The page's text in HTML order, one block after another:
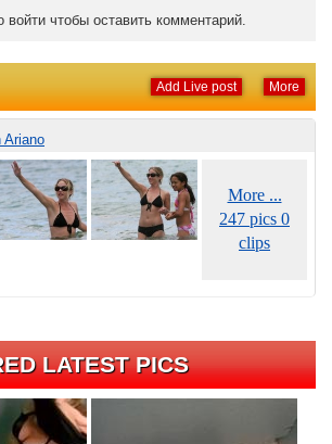
войти чтобы оставить комментарий.
More
Add Live post
Ariano
More ...
247 pics 0
clips
LATEST PICS